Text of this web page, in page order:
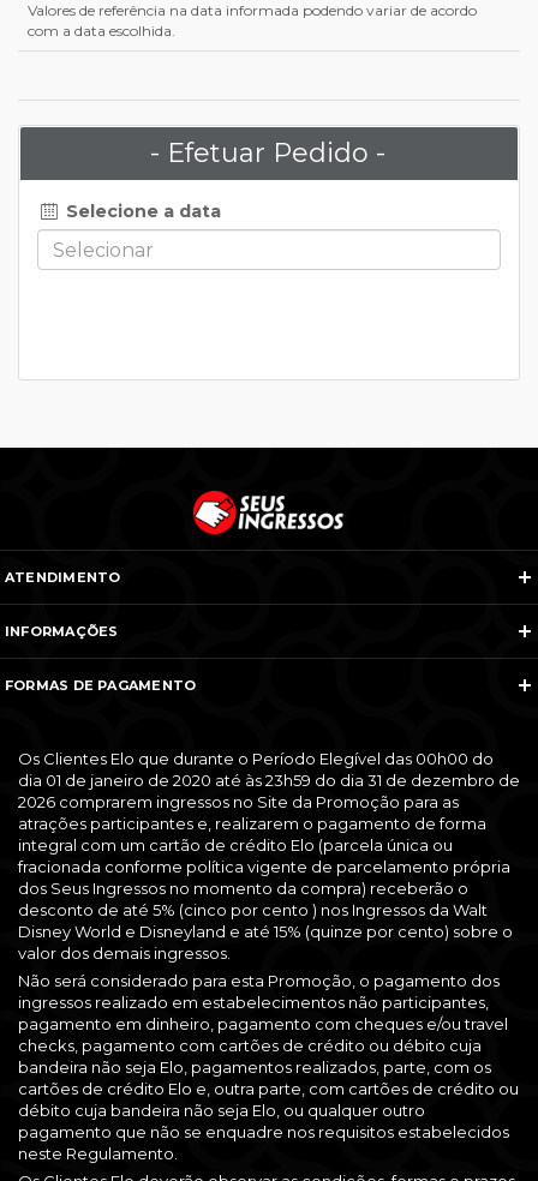
Valores de referência na data informada podendo variar de acordo
com a data escolhida.
- Efetuar Pedido -
Selecione a data
ATENDIMENTO
INFORMAÇÕES
FORMAS DE PAGAMENTO
Os Clientes Elo que durante o Período Elegível das 00h00 do
dia 01 de janeiro de 2020 até às 23h59 do dia 31 de dezembro de
2026 comprarem ingressos no Site da Promoção para as
atrações participantes e, realizarem o pagamento de forma
integral com um cartão de crédito Elo (parcela única ou
fracionada conforme política vigente de parcelamento própria
dos Seus Ingressos no momento da compra) receberão o
desconto de até 5% (cinco por cento ) nos Ingressos da Walt
Disney World e Disneyland e até 15% (quinze por cento) sobre o
valor dos demais ingressos.
Não será considerado para esta Promoção, o pagamento dos
ingressos realizado em estabelecimentos não participantes,
pagamento em dinheiro, pagamento com cheques e/ou travel
checks, pagamento com cartões de crédito ou débito cuja
bandeira não seja Elo, pagamentos realizados, parte, com os
cartões de crédito Elo e, outra parte, com cartões de crédito ou
débito cuja bandeira não seja Elo, ou qualquer outro
pagamento que não se enquadre nos requisitos estabelecidos
neste Regulamento.